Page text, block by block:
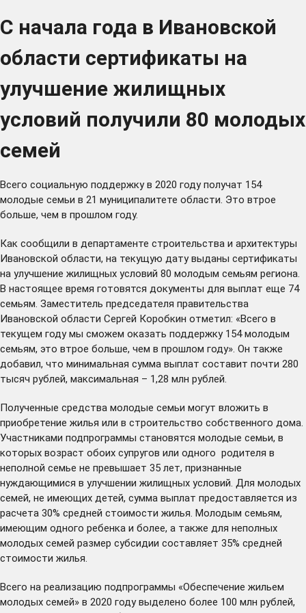
С начала года в Ивановской
области сертификаты на
улучшение жилищных
условий получили 80 молодых
семей
Всего социальную поддержку в 2020 году получат 154
молодые семьи в 21 муниципалитете области. Это втрое
больше, чем в прошлом году.
Как сообщили в департаменте строительства и архитектуры
Ивановской области, на текущую дату выданы сертификаты
на улучшение жилищных условий 80 молодым семьям региона.
В настоящее время готовятся документы для выплат еще 74
семьям. Заместитель председателя правительства
Ивановской области Сергей Коробкин отметил: «Всего в
текущем году мы сможем оказать поддержку 154 молодым
семьям, это втрое больше, чем в прошлом году». Он также
добавил, что минимальная сумма выплат составит почти 280
тысяч рублей, максимальная – 1,28 млн рублей.
Полученные средства молодые семьи могут вложить в
приобретение жилья или в строительство собственного дома.
Участниками подпрограммы становятся молодые семьи, в
которых возраст обоих супругов или одного родителя в
неполной семье не превышает 35 лет, признанные
нуждающимися в улучшении жилищных условий. Для молодых
семей, не имеющих детей, сумма выплат предоставляется из
расчета 30% средней стоимости жилья. Молодым семьям,
имеющим одного ребенка и более, а также для неполных
молодых семей размер субсидии составляет 35% средней
стоимости жилья.
Всего на реализацию подпрограммы «Обеспечение жильем
молодых семей» в 2020 году выделено более 100 млн рублей,